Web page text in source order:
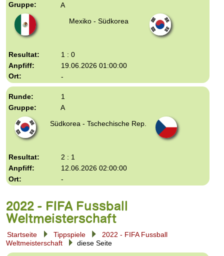
A
Mexiko - Südkorea
1 : 0
19.06.2026 01:00:00
-
1
A
Südkorea - Tschechische Rep.
2 : 1
12.06.2026 02:00:00
-
2022 - FIFA Fussball
Weltmeisterschaft
Startseite Tippspiele
2022 - FIFA Fussball
Weltmeisterschaft
diese Seite